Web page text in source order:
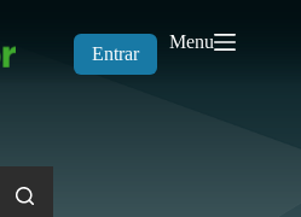
Entrar
Menu